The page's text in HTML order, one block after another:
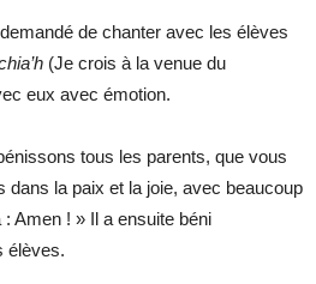
de chanter avec les élèves
(Je crois à la venue du
eux avec émotion.
tous les parents, que vous
dans la paix et la joie, avec beaucoup
: Amen ! » Il a ensuite béni
élèves.